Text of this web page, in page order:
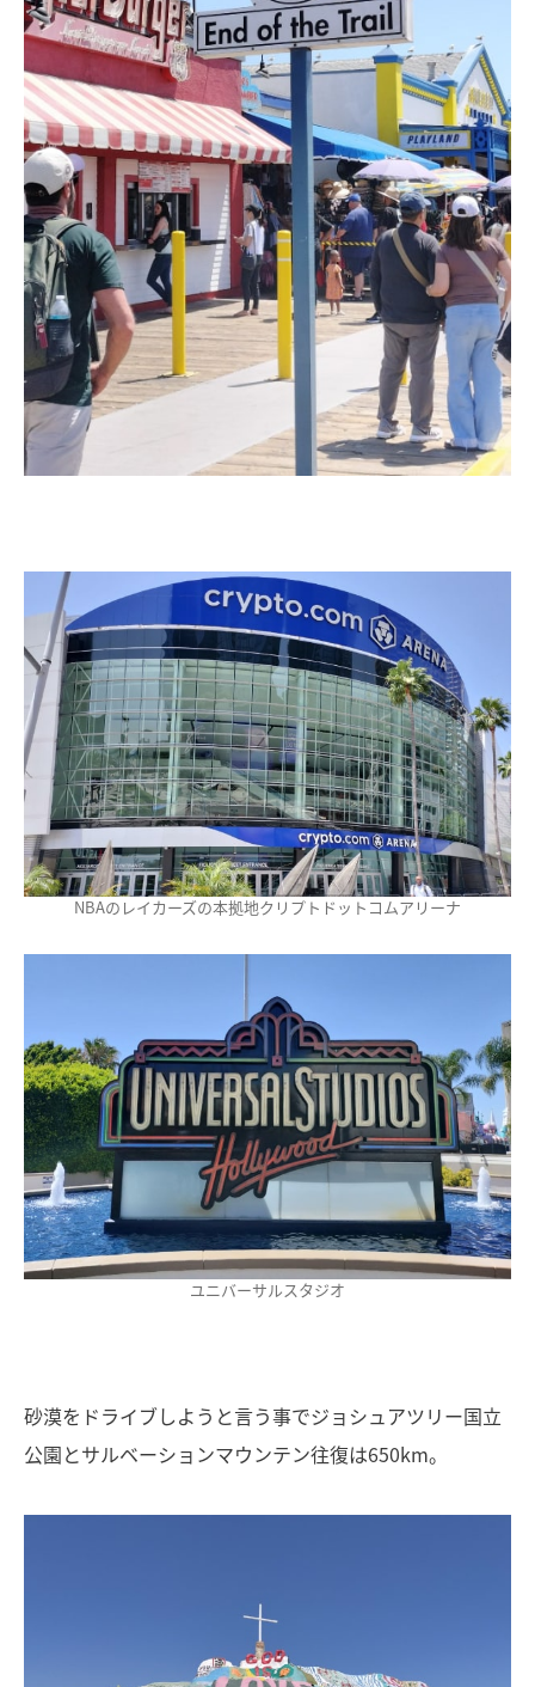
NBAのレイカーズの本拠地クリプトドットコムアリーナ
ユニバーサルスタジオ
砂漠をドライブしようと言う事でジョシュアツリー国立
公園とサルベーションマウンテン往復は650km。